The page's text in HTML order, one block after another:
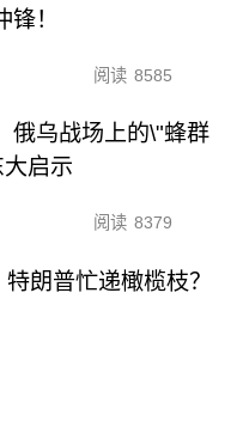
！
阅读 8585
俄乌战场上的\"蜂群
启示
阅读 8379
朗普忙递橄榄枝？